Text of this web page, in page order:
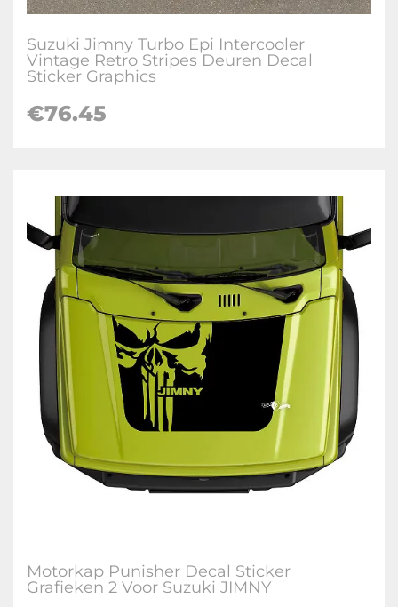
Suzuki Jimny Turbo Epi Intercooler
Vintage Retro Stripes Deuren Decal
Sticker Graphics
€76.45
Motorkap Punisher Decal Sticker
Grafieken 2 Voor Suzuki JIMNY